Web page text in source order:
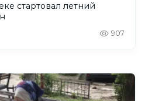
стартовал летний
907